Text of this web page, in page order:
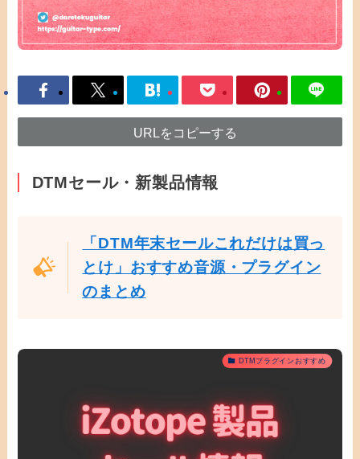
URLをコピーする
DTMセール・新製品情報
「DTM年末セールこれだけは買っ
とけ」おすすめ音源・プラグイン
のまとめ
DTMプラグインおすすめ